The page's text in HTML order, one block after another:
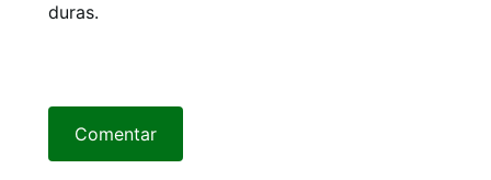
duras.
Comentar